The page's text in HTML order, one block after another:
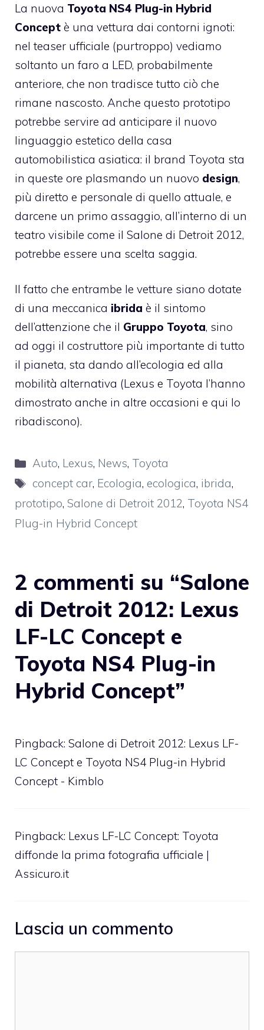
La nuova Toyota NS4 Plug-in Hybrid
Concept è una vettura dai contorni ignoti:
nel teaser ufficiale (purtroppo) vediamo
soltanto un faro a LED, probabilmente
anteriore, che non tradisce tutto ciò che
rimane nascosto. Anche questo prototipo
potrebbe servire ad anticipare il nuovo
linguaggio estetico della casa
automobilistica asiatica: il brand Toyota sta
in queste ore plasmando un nuovo design,
più diretto e personale di quello attuale, e
darcene un primo assaggio, all’interno di un
teatro visibile come il Salone di Detroit 2012,
potrebbe essere una scelta saggia.
Il fatto che entrambe le vetture siano dotate
di una meccanica ibrida è il sintomo
dell’attenzione che il Gruppo Toyota, sino
ad oggi il costruttore più importante di tutto
il pianeta, sta dando all’ecologia ed alla
mobilità alternativa (Lexus e Toyota l’hanno
dimostrato anche in altre occasioni e qui lo
ribadiscono).
Categorie
Auto, Lexus, News, Toyota
Tag
concept car, Ecologia, ecologica, ibrida,
prototipo, Salone di Detroit 2012, Toyota NS4
Plug-in Hybrid Concept
2 commenti su “Salone
di Detroit 2012: Lexus
LF-LC Concept e
Toyota NS4 Plug-in
Hybrid Concept”
Pingback: Salone di Detroit 2012: Lexus LF-
LC Concept e Toyota NS4 Plug-in Hybrid
Concept - Kimblo
Pingback: Lexus LF-LC Concept: Toyota
diffonde la prima fotografia ufficiale |
Assicuro.it
Lascia un commento